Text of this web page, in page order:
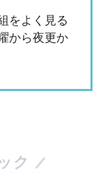
をよく見る
から夜更か
ク